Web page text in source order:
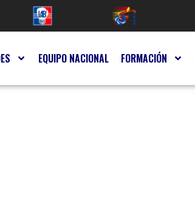
EQUIPO NACIONAL FORMACIÓN